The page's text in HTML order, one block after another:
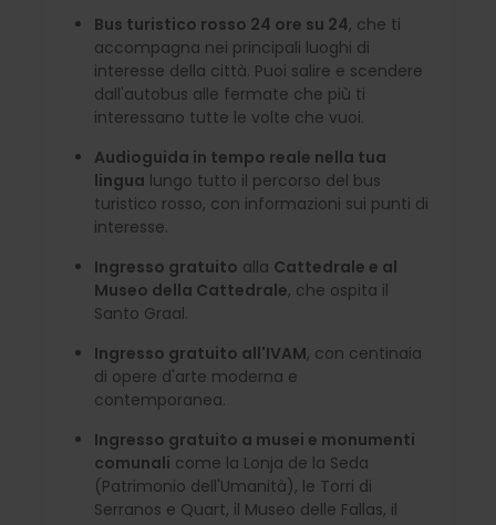
Bus turistico rosso 24 ore su 24, che ti
accompagna nei principali luoghi di
interesse della città. Puoi salire e scendere
dall'autobus alle fermate che più ti
interessano tutte le volte che vuoi.
Audioguida in tempo reale nella tua
lingua lungo tutto il percorso del bus
turistico rosso, con informazioni sui punti di
interesse.
Ingresso gratuito alla Cattedrale e al
Museo della Cattedrale, che ospita il
Santo Graal.
Ingresso gratuito all'IVAM, con centinaia
di opere d'arte moderna e
contemporanea.
Ingresso gratuito a musei e monumenti
comunali come la Lonja de la Seda
(Patrimonio dell'Umanità), le Torri di
Serranos e Quart, il Museo delle Fallas, il